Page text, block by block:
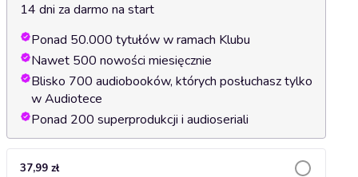
14 dni za darmo na start
Ponad 50.000 tytułów w ramach Klubu
Nawet 500 nowości miesięcznie
Blisko 700 audiobooków, których posłuchasz tylko
w Audiotece
Ponad 200 superprodukcji i audioseriali
37,99 zł